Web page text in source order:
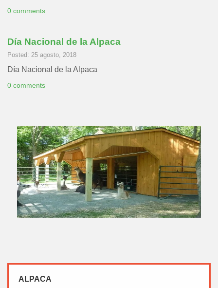
0 comments
Día Nacional de la Alpaca
Posted: 25 agosto, 2018
Día Nacional de la Alpaca
0 comments
ALPACA